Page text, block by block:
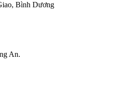
Bình Dương
An.